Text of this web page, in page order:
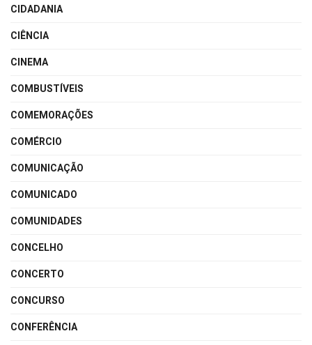
CIDADANIA
CIÊNCIA
CINEMA
COMBUSTÍVEIS
COMEMORAÇÕES
COMÉRCIO
COMUNICAÇÃO
COMUNICADO
COMUNIDADES
CONCELHO
CONCERTO
CONCURSO
CONFERÊNCIA